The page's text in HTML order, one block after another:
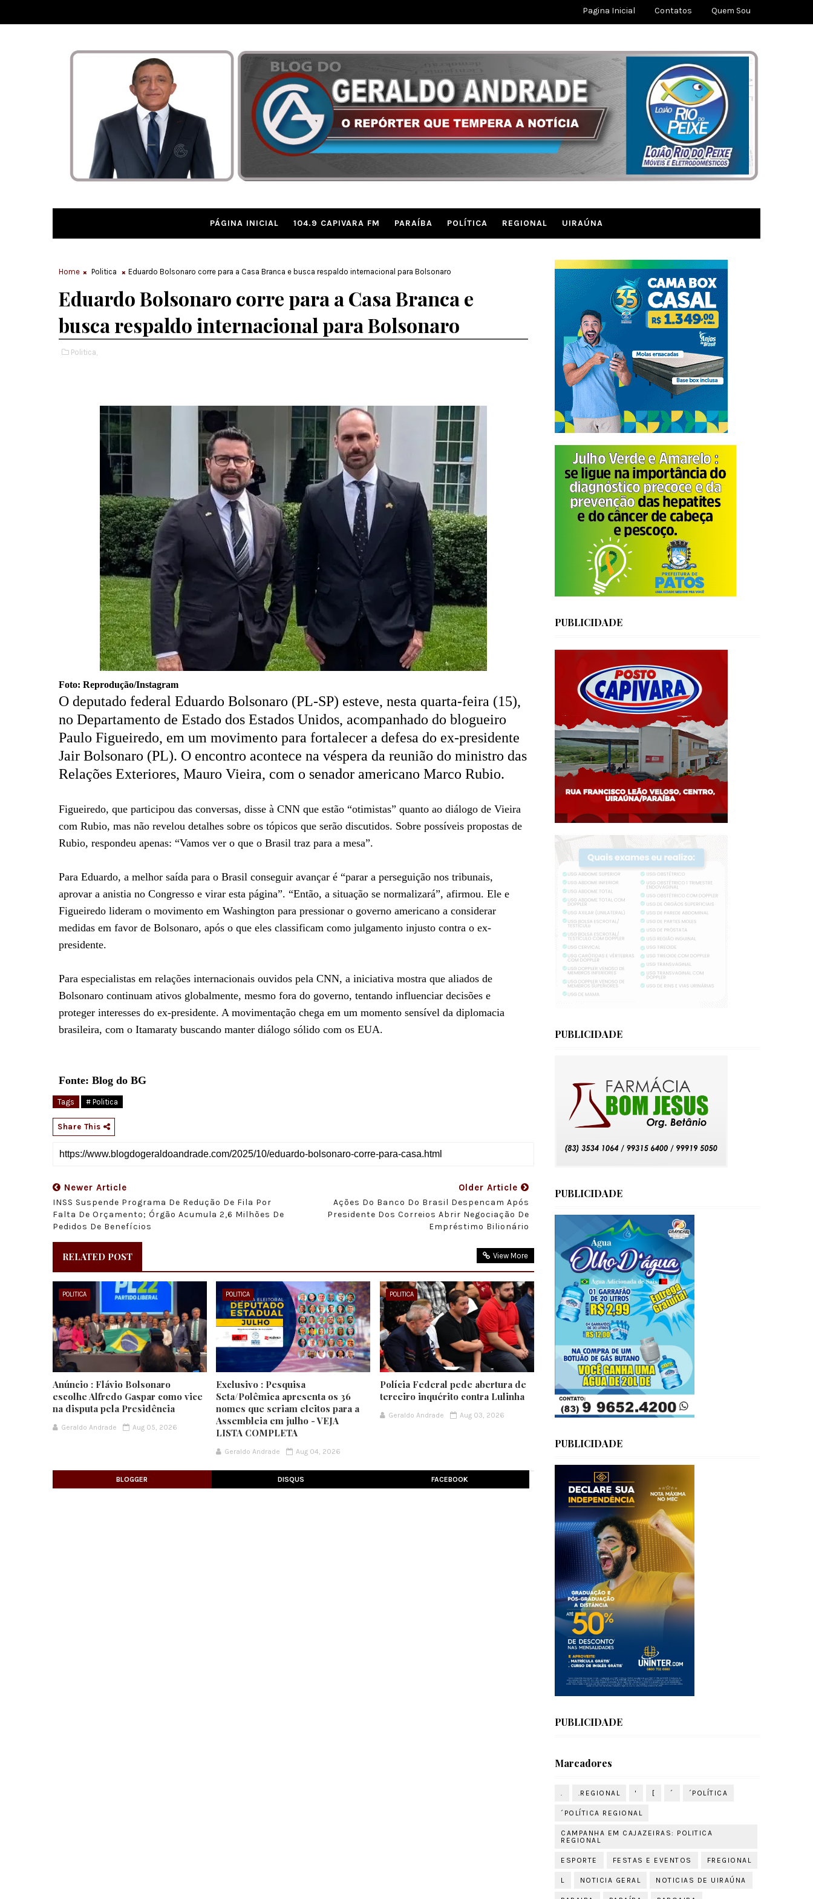
Pagina Inicial Contatos Quem Sou
PÁGINA INICIAL 104.9 CAPIVARA FM PARAÍBA POLÍTICA REGIONAL UIRAÚNA
Home Politica Eduardo Bolsonaro corre para a Casa Branca e busca respaldo internacional para Bolsonaro
Eduardo Bolsonaro corre para a Casa Branca e
busca respaldo internacional para Bolsonaro
Politica,
Foto: Reprodução/Instagram
O deputado federal Eduardo Bolsonaro (PL-SP) esteve, nesta quarta-feira (15),
no Departamento de Estado dos Estados Unidos, acompanhado do blogueiro
Paulo Figueiredo, em um movimento para fortalecer a defesa do ex-presidente
Jair Bolsonaro (PL). O encontro acontece na véspera da reunião do ministro das
Relações Exteriores, Mauro Vieira, com o senador americano Marco Rubio.
Figueiredo, que participou das conversas, disse à CNN que estão “otimistas” quanto ao diálogo de Vieira
com Rubio, mas não revelou detalhes sobre os tópicos que serão discutidos. Sobre possíveis propostas de
Rubio, respondeu apenas: “Vamos ver o que o Brasil traz para a mesa”.
Para Eduardo, a melhor saída para o Brasil conseguir avançar é “parar a perseguição nos tribunais,
aprovar a anistia no Congresso e virar esta página”. “Então, a situação se normalizará”, afirmou. Ele e
Figueiredo lideram o movimento em Washington para pressionar o governo americano a considerar
medidas em favor de Bolsonaro, após o que eles classificam como julgamento injusto contra o ex-
presidente.
Para especialistas em relações internacionais ouvidos pela CNN, a iniciativa mostra que aliados de
Bolsonaro continuam ativos globalmente, mesmo fora do governo, tentando influenciar decisões e
proteger interesses do ex-presidente. A movimentação chega em um momento sensível da diplomacia
brasileira, com o Itamaraty buscando manter diálogo sólido com os EUA.
Fonte: Blog do BG
Tags # Politica
Share This
Newer Article
INSS Suspende Programa De Redução De Fila Por
Falta De Orçamento; Órgão Acumula 2,6 Milhões De
Pedidos De Benefícios
Older Article
Ações Do Banco Do Brasil Despencam Após
Presidente Dos Correios Abrir Negociação De
Empréstimo Bilionário
RELATED POST View More
POLITICA
Anúncio : Flávio Bolsonaro
escolhe Alfredo Gaspar como vice
na disputa pela Presidência
Geraldo Andrade Aug 05, 2026
POLITICA
Exclusivo : Pesquisa
Seta/Polêmica apresenta os 36
nomes que seriam eleitos para a
Assembleia em julho - VEJA
LISTA COMPLETA
Geraldo Andrade Aug 04, 2026
POLITICA
Polícia Federal pede abertura de
terceiro inquérito contra Lulinha
Geraldo Andrade Aug 03, 2026
BLOGGER DISQUS FACEBOOK
PUBLICIDADE
PUBLICIDADE
PUBLICIDADE
PUBLICIDADE
PUBLICIDADE
Marcadores
. .REGIONAL ' [ ´ ´POLÍTICA
´POLÍTICA REGIONAL
CAMPANHA EM CAJAZEIRAS: POLITICA
REGIONAL
ESPORTE FESTAS E EVENTOS FREGIONAL
L NOTICIA GERAL NOTICIAS DE UIRAÚNA